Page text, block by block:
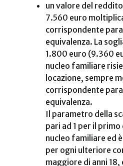
un valore del
7.560 euro
corrispondente
equivalenza. La
1.800 euro (9.360
nucleo familiare
locazione, sempre
corrispondente
equivalenza.
Il parametro della
pari ad 1 per il primo
nucleo familiare ed
per ogni ulteriore
maggiore di anni